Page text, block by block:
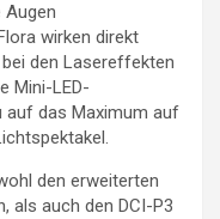
wirken direkt
den Lasereffekten
Mini-LED-
auf das Maximum auf
den erweiterten
als auch den DCI-P3